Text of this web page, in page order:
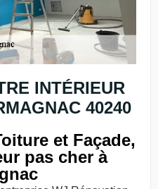
INTÉRIEUR
40240
et Façade,
pas cher à